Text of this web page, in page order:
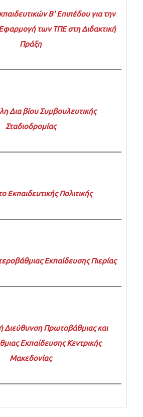
Β' Επιπέδου για την
των ΤΠΕ στη Διδακτική
Πράξη
Δια βίου Συμβουλευτικής
Σταδιοδρομίας
Εκπαιδευτικής Πολιτικής
Εκπαίδευσης Πιερίας
Διεύθυνση Πρωτοβάθμιας και
Εκπαίδευσης Κεντρικής
Μακεδονίας